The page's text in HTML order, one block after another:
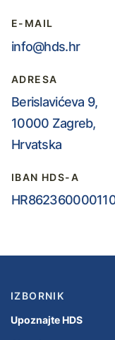
E-MAIL
info@hds.hr
ADRESA
Berislavićeva 9,
10000 Zagreb,
Hrvatska
IBAN HDS-A
IZBORNIK
Upoznajte HDS